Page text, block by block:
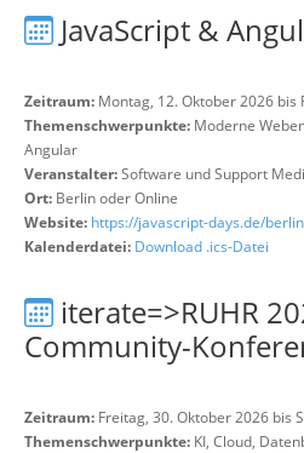
JavaScript &
Zeitraum: Montag, 12. Oktober 2026 bis
Themenschwerpunkte: Moderne
Angular
Veranstalter:Software und Support
Ort: Berlin oder Online
Website: https://javascript-days.de/
Kalenderdatei: Download .ics-Datei
iterate=>RUHR
Community-
Zeitraum: Freitag, 30. Oktober 2026 bis
Themenschwerpunkte: KI, Cloud,